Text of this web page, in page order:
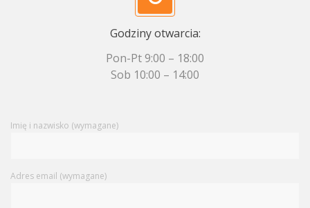
Godziny otwarcia:
Pon-Pt 9:00 – 18:00
Sob 10:00 – 14:00
Imię i nazwisko (wymagane)
Adres email (wymagane)